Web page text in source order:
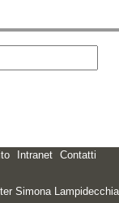
Intranet Contatti
Simona Lampidecchia